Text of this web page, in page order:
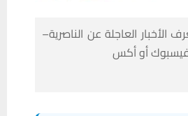
العاجلة عن الناصرية–
فيسبوك أو أكس